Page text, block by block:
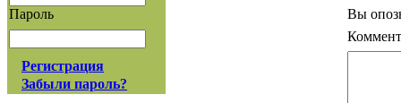
Пароль
Регистрация
Забыли пароль?
Вы